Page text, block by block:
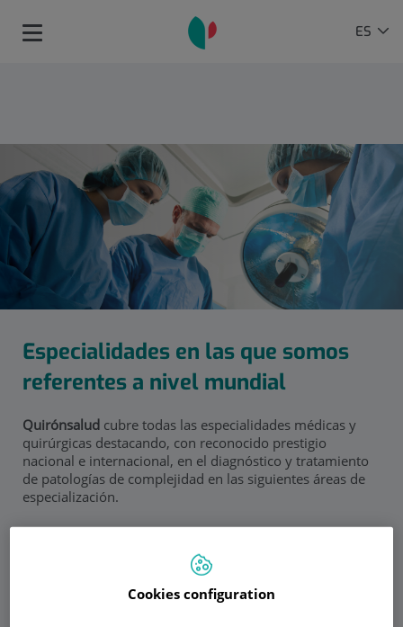
IDIOMA
ES
Toggle
Especialidades en las que somos
referentes a nivel mundial
Quirónsalud cubre todas las especialidades médicas y
quirúrgicas destacando, con reconocido prestigio
nacional e internacional, en el diagnóstico y tratamiento
de patologías de complejidad en las siguientes áreas de
especialización.
Cookies configuration